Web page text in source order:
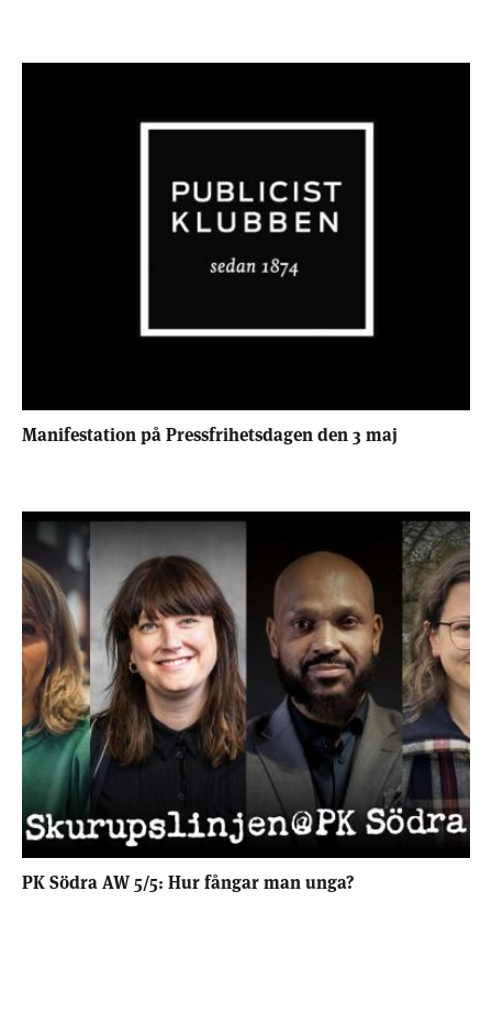
Manifestation på Pressfrihetsdagen den 3 maj
PK Södra AW 5/5: Hur fångar man unga?